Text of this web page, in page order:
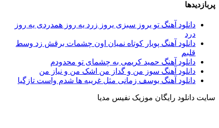
پربازدیدها
دانلود آهنگ تو یروز سبزی یروز زرد یه روز همدردی یه روز
درد
دانلود آهنگ پویار کوتاه نمیان اون چشمات برقش زد وسط
قلبم
دانلود آهنگ حمید کریمی به چشمای تو محدودم
دانلود آهنگ سوز من و گداز من اشک من و نیاز من
دانلود آهنگ یوسف زمانی مثل غریبه ها شدم واست تازگیا
سایت دانلود رایگان موزیک نفیس مدیا